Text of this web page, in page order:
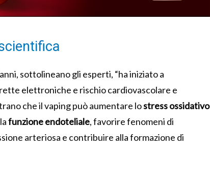
sottolineano gli esperti, “ha iniziato a
elettroniche e rischio cardiovascolare e
che il vaping può aumentare lostress ossidativo
funzione endoteliale, favorire fenomeni di
arteriosa e contribuire alla formazione di